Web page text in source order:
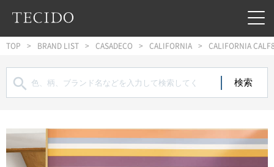
フッターへジャンプ
TOP BRAND LIST CASADECO CALIFORNIA CALIFORNIA
